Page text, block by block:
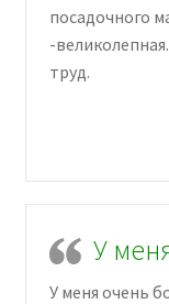
посадочного
-
труд.
У
У меня очень